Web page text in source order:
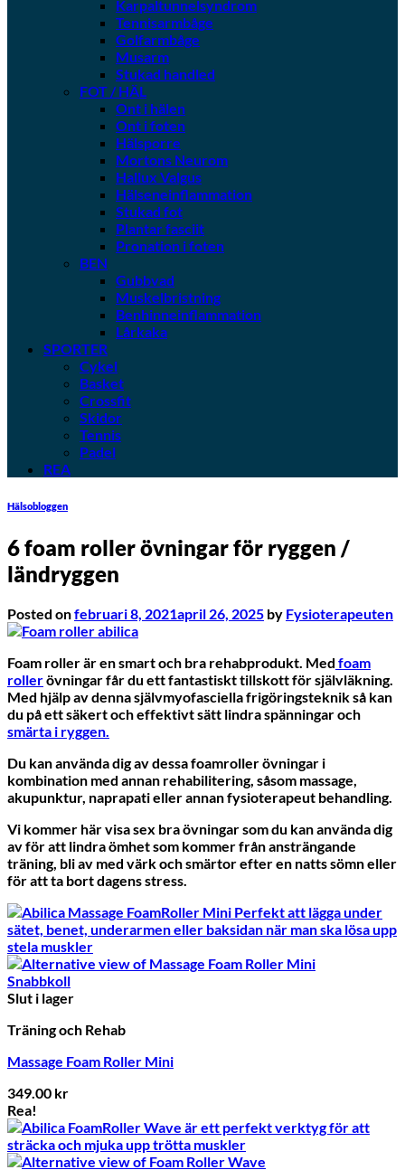
Karpaltunnelsyndrom
Tennisarmbåge
Golfarmbåge
Musarm
Stukad handled
FOT / HÄL
Ont i hälen
Ont i foten
Hälsporre
Mortons Neurom
Hallux Valgus
Hälseneinflammation
Stukad fot
Plantar fasciit
Pronation i foten
BEN
Gubbvad
Muskelbristning
Benhinneinflammation
Lårkaka
SPORTER
Cykel
Basket
Crossfit
Skidor
Tennis
Padel
REA
Hälsobloggen
6 foam roller övningar för ryggen /
ländryggen
Posted onfebruari 8, 2021april 26, 2025 by Fysioterapeuten
Foam roller är en smart och bra rehabprodukt. Med foam
rollerövningar får du ett fantastiskt tillskott för självläkning.
Med hjälp av denna självmyofasciella frigöringsteknik så kan
du på ett säkert och effektivt sätt lindra spänningar och
smärta i ryggen.
Du kan använda dig av dessa foamroller övningar i
kombination med annan rehabilitering, såsom massage,
akupunktur, naprapati eller annan fysioterapeut behandling.
Vi kommer här visa sex bra övningar som du kan använda dig
av för att lindra ömhet som kommer från ansträngande
träning, bli av med värk och smärtor efter en natts sömn eller
för att ta bort dagens stress.
Snabbkoll
Slut i lager
Träning och Rehab
Massage Foam Roller Mini
349.00 kr
Rea!